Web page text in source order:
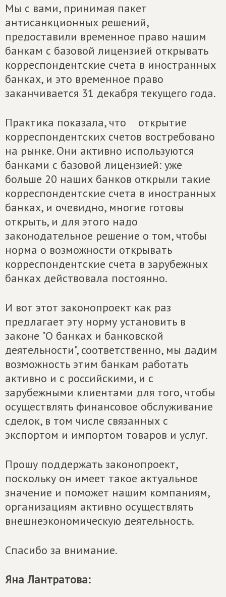
Мы с вами, принимая пакет
антисанкционных решений,
предоставили временное право нашим
банкам с базовой лицензией открывать
корреспондентские счета в иностранных
банках, и это временное право
заканчивается 31 декабря текущего года.
Практика показала, что открытие
корреспондентских счетов востребовано
на рынке. Они активно используются
банками с базовой лицензией: уже
больше 20 наших банков открыли такие
корреспондентские счета в иностранных
банках, и очевидно, многие готовы
открыть, и для этого надо
законодательное решение о том, чтобы
норма о возможности открывать
корреспондентские счета в зарубежных
банках действовала постоянно.
И вот этот законопроект как раз
предлагает эту норму установить в
законе "О банках и банковской
деятельности", соответственно, мы дадим
возможность этим банкам работать
активно и с российскими, и с
зарубежными клиентами для того, чтобы
осуществлять финансовое обслуживание
сделок, в том числе связанных с
экспортом и импортом товаров и услуг.
Прошу поддержать законопроект,
поскольку он имеет такое актуальное
значение и поможет нашим компаниям,
организациям активно осуществлять
внешнеэкономическую деятельность.
Спасибо за внимание.
Яна Лантратова: